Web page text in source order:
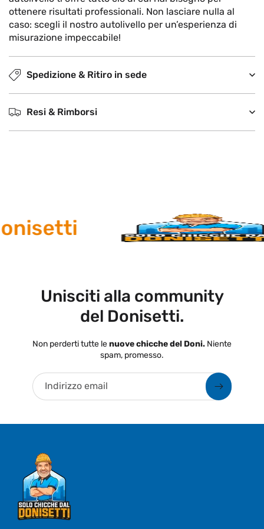
ottenere risultati professionali. Non lasciare nulla al
caso: scegli il nostro autolivello per un’esperienza di
misurazione impeccabile!
Spedizione & Ritiro in sede
Resi & Rimborsi
Unisciti alla community
del Donisetti.
Non perderti tutte lenuove chicche del Doni. Niente
spam, promesso.
Indirizzo email